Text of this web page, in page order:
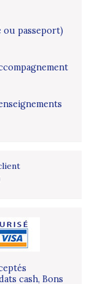
ou passeport)
cash, Bons